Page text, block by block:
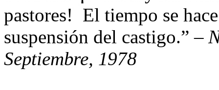
pastores! El tiempo se
suspensión del castigo.” –
Septiembre, 1978